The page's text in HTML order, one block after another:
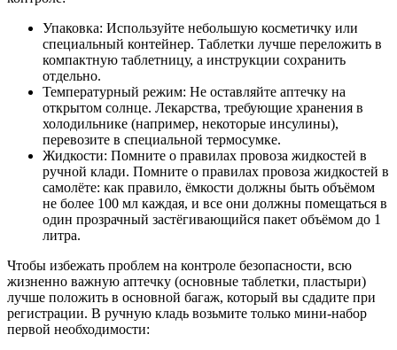
Упаковка: Используйте небольшую косметичку или
специальный контейнер. Таблетки лучше переложить в
компактную таблетницу, а инструкции сохранить
отдельно.
Температурный режим: Не оставляйте аптечку на
открытом солнце. Лекарства, требующие хранения в
холодильнике (например, некоторые инсулины),
перевозите в специальной термосумке.
Жидкости: Помните о правилах провоза жидкостей в
ручной клади. Помните о правилах провоза жидкостей в
самолёте: как правило, ёмкости должны быть объёмом
не более 100 мл каждая, и все они должны помещаться в
один прозрачный застёгивающийся пакет объёмом до 1
литра.
Чтобы избежать проблем на контроле безопасности, всю
жизненно важную аптечку (основные таблетки, пластыри)
лучше положить в основной багаж, который вы сдадите при
регистрации. В ручную кладь возьмите только мини-набор
первой необходимости: